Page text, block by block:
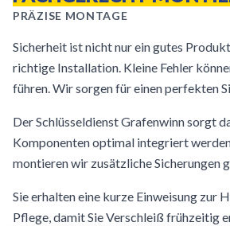
PRÄZISE MONTAGE
Sicherheit ist nicht nur ein gutes
richtige Installation. Kleine Fehler
führen. Wir sorgen für einen perfekten
Der Schlüsseldienst Grafenwinn sorgt
Komponenten optimal integriert
montieren wir zusätzliche Sicherungen
Sie erhalten eine kurze Einweisung zur
Pflege, damit Sie Verschleiß frühzeitig